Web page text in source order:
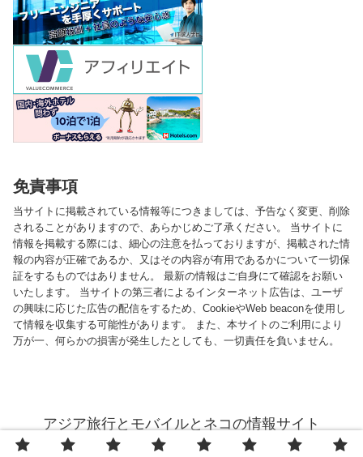
免責事項
当サイトに掲載されている情報等につきましては、予告なく変更、削除
されることがありますので、あらかじめご了承ください。 当サイトに
情報を掲載する際には、細心の注意を払っておりますが、掲載された情
報の内容が正確であるか、又はその内容が有用であるかについて一切保
証をするものではありません。 最新の情報はご自身にて確認をお願い
いたします。 当サイトの第三者によるインターネット広告は、ユーザ
の興味に応じた広告の配信をするため、CookieやWeb beaconを使用し
て情報を収集する可能性があります。 また、本サイトのご利用により
万が一、何らかの損害が発生したとしても、一切責任を負いません。
アジア旅行とモバイルとネコの情報サイト
© 2013 アジア旅行とモバイルとネコの情報サイト.